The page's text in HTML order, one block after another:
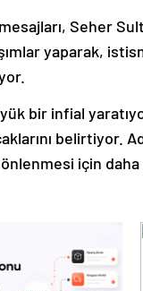
Seher
yaparak,
bir infial
belirtiyor.
için